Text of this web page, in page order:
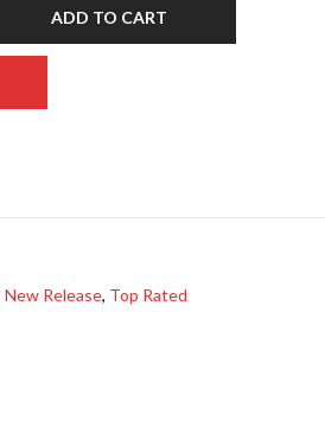
ADD TO CART
New Release, Top Rated